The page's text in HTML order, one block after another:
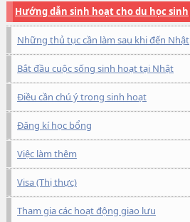
Hướng dẫn sinh hoạt cho du học sinh
Những thủ tục cần làm sau khi đến Nhật
Bắt đầu cuộc sống sinh hoạt tại Nhật
Điều cần chú ý trong sinh hoạt
Đăng kí học bổng
Việc làm thêm
Visa (Thị thực)
Tham gia các hoạt động giao lưu